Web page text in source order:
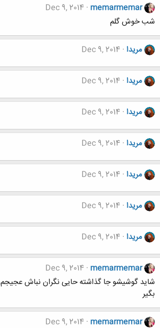
memarmemar
Dec 9, 2014
شب خوش گلم
مریدا Dec 9, 2014
مریدا Dec 9, 2014
مریدا Dec 9, 2014
مریدا Dec 9, 2014
مریدا Dec 9, 2014
مریدا Dec 9, 2014
مریدا Dec 9, 2014
memarmemar
Dec 9, 2014
شاید گوشیشو جا گذاشته حایی نگران نباش عجیجم
بگیر
memarmemar
Dec 9, 2014